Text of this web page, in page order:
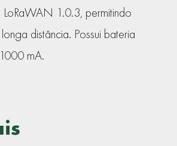
1.0.3, permitindo
distância. Possui bateria
mA.